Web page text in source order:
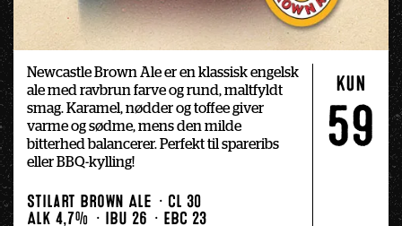
Newcastle Brown Ale er en klassisk engelsk
ale med ravbrun farve og rund, maltfyldt
smag. Karamel, nødder og toffee giver
varme og sødme, mens den milde
bitterhed balancerer. Perfekt til spareribs
eller BBQ-kylling!
Stilart Brown Ale
Cl 30
Alk 4,7%
IBU 26 EBC 23
kun
59